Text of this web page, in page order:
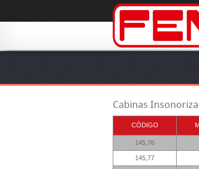
Cabinas
CÓDIGO
145,76
145,77